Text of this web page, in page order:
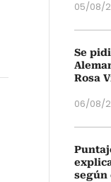
05/08/
Se
Rosa
06/08/
según